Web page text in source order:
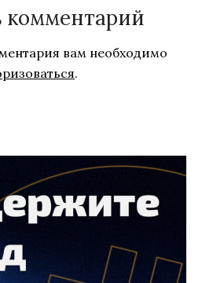
комментарий
вам необходимо
.